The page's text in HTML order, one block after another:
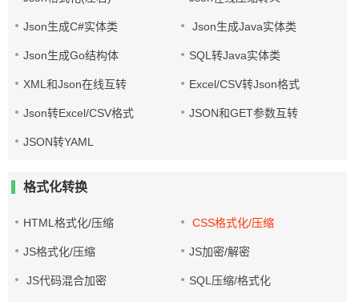
Json生成C#实体类 Json生成Java实体类
Json生成Go结构体 SQL转Java实体类
XML和Json在线互转 Excel/CSV转Json格式
Json转Excel/CSV格式 JSON和GET参数互转
JSON转YAML
格式化转换
HTML格式化/压缩 CSS格式化/压缩
JS格式化/压缩 JS加密/解密
JS代码混合加密 SQL压缩/格式化